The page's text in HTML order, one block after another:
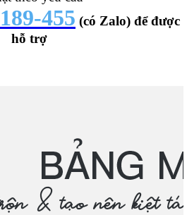
455 (có Zalo) để được
hỗ trợ